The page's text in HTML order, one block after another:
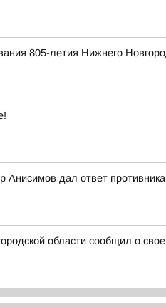
805-летия Нижнего
Анисимов дал ответ
области сообщил о